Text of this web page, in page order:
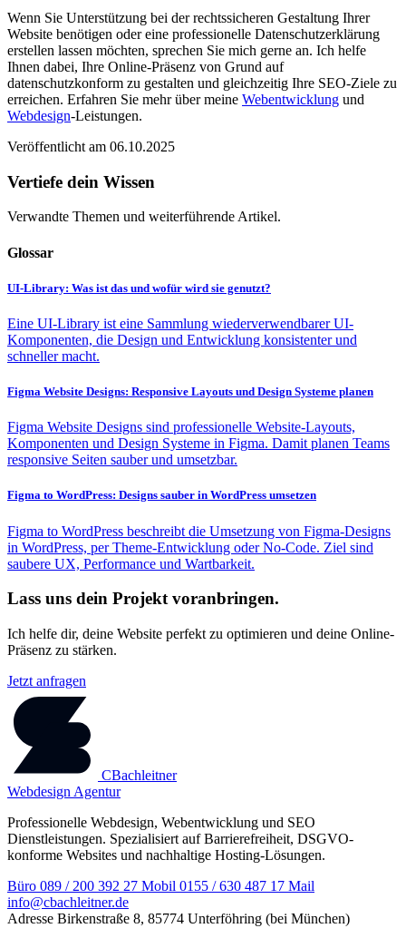
Wenn Sie Unterstützung bei der rechtssicheren Gestaltung Ihrer
Website benötigen oder eine professionelle Datenschutzerklärung
erstellen lassen möchten, sprechen Sie mich gerne an. Ich helfe
Ihnen dabei, Ihre Online-Präsenz von Grund auf
datenschutzkonform zu gestalten und gleichzeitig Ihre SEO-Ziele zu
erreichen. Erfahren Sie mehr über meine Webentwicklung und
Webdesign-Leistungen.
Veröffentlicht am 06.10.2025
Vertiefe dein Wissen
Verwandte Themen und weiterführende Artikel.
Glossar
UI-Library: Was ist das und wofür wird sie genutzt?
Eine UI-Library ist eine Sammlung wiederverwendbarer UI-
Komponenten, die Design und Entwicklung konsistenter und
schneller macht.
Figma Website Designs: Responsive Layouts und Design Systeme planen
Figma Website Designs sind professionelle Website-Layouts,
Komponenten und Design Systeme in Figma. Damit planen Teams
responsive Seiten sauber und umsetzbar.
Figma to WordPress: Designs sauber in WordPress umsetzen
Figma to WordPress beschreibt die Umsetzung von Figma-Designs
in WordPress, per Theme-Entwicklung oder No-Code. Ziel sind
saubere UX, Performance und Wartbarkeit.
Lass uns dein Projekt voranbringen.
Ich helfe dir, deine Website perfekt zu optimieren und deine Online-
Präsenz zu stärken.
Jetzt anfragen
CBachleitner
Webdesign Agentur
Professionelle Webdesign, Webentwicklung und SEO
Dienstleistungen. Spezialisiert auf Barrierefreiheit, DSGVO-
konforme Websites und nachhaltige Hosting-Lösungen.
Büro 089 / 200 392 27 Mobil 0155 / 630 487 17 Mail
info@cbachleitner.de
Adresse Birkenstraße 8, 85774 Unterföhring (bei München)